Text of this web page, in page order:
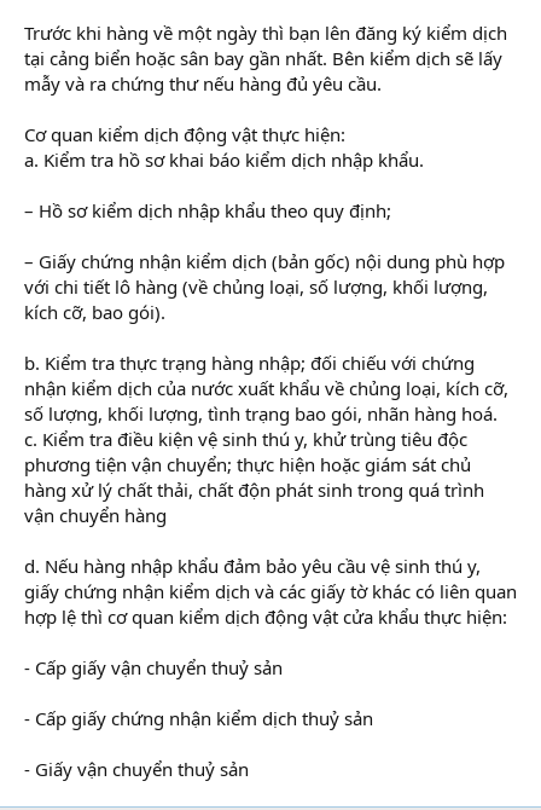
Trước khi hàng về một ngày thì bạn lên đăng ký kiểm dịch
tại cảng biển hoặc sân bay gần nhất. Bên kiểm dịch sẽ lấy
mẫy và ra chứng thư nếu hàng đủ yêu cầu.
Cơ quan kiểm dịch động vật thực hiện:
a. Kiểm tra hồ sơ khai báo kiểm dịch nhập khẩu.
– Hồ sơ kiểm dịch nhập khẩu theo quy định;
– Giấy chứng nhận kiểm dịch (bản gốc) nội dung phù hợp
với chi tiết lô hàng (về chủng loại, số lượng, khối lượng,
kích cỡ, bao gói).
b. Kiểm tra thực trạng hàng nhập; đối chiếu với chứng
nhận kiểm dịch của nước xuất khẩu về chủng loại, kích cỡ,
số lượng, khối lượng, tình trạng bao gói, nhãn hàng hoá.
c. Kiểm tra điều kiện vệ sinh thú y, khử trùng tiêu độc
phương tiện vận chuyển; thực hiện hoặc giám sát chủ
hàng xử lý chất thải, chất độn phát sinh trong quá trình
vận chuyển hàng
d. Nếu hàng nhập khẩu đảm bảo yêu cầu vệ sinh thú y,
giấy chứng nhận kiểm dịch và các giấy tờ khác có liên quan
hợp lệ thì cơ quan kiểm dịch động vật cửa khẩu thực hiện:
- Cấp giấy vận chuyển thuỷ sản
- Cấp giấy chứng nhận kiểm dịch thuỷ sản
- Giấy vận chuyển thuỷ sản